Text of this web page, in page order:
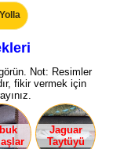
Not: Resimler
fikir vermek için
Jaguar
Taytüyü